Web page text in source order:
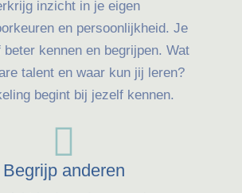
inzicht in je eigen
en persoonlijkheid. Je
kennen en begrijpen. Wat
talent en waar kun jij leren?
begint bij jezelf kennen.
Begrijp anderen